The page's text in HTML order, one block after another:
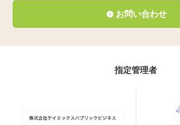
お問い合わせ
指定管理者